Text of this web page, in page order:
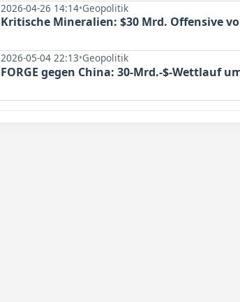
2026-04-26 14:14•Geopolitik
Kritische Mineralien: $30 Mrd. Offensive
2026-05-04 22:13•Geopolitik
FORGE gegen China: 30-Mrd.-$-Wettlauf